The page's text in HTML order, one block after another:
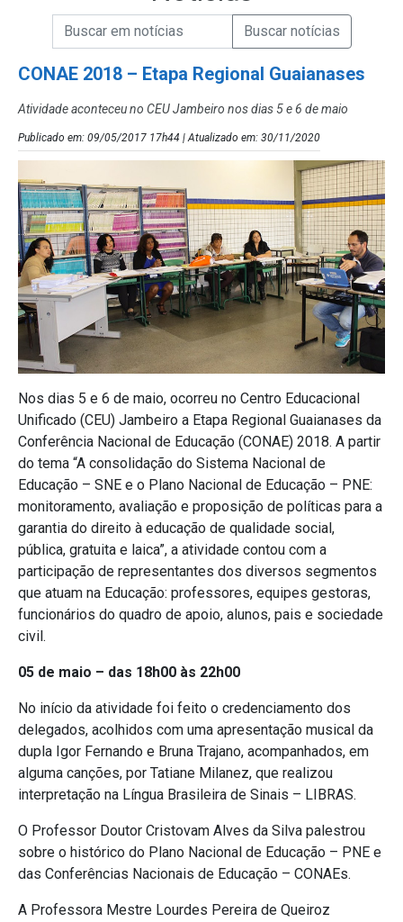
Campo de Busca de Notícias
Campo de Busca de informaçõesEnviar a Busca de Notícias
CONAE 2018 – Etapa Regional Guaianases
Atividade aconteceu no CEU Jambeiro nos dias 5 e 6 de maio
Publicado em: 09/05/2017 17h44 | Atualizado em: 30/11/2020
Nos dias 5 e 6 de maio, ocorreu no Centro Educacional
Unificado (CEU) Jambeiro a Etapa Regional Guaianases da
Conferência Nacional de Educação (CONAE) 2018. A partir
do tema “A consolidação do Sistema Nacional de
Educação – SNE e o Plano Nacional de Educação – PNE:
monitoramento, avaliação e proposição de políticas para a
garantia do direito à educação de qualidade social,
pública, gratuita e laica”, a atividade contou com a
participação de representantes dos diversos segmentos
que atuam na Educação: professores, equipes gestoras,
funcionários do quadro de apoio, alunos, pais e sociedade
civil.
05 de maio – das 18h00 às 22h00
No início da atividade foi feito o credenciamento dos
delegados, acolhidos com uma apresentação musical da
dupla Igor Fernando e Bruna Trajano, acompanhados, em
alguma canções, por Tatiane Milanez, que realizou
interpretação na Língua Brasileira de Sinais – LIBRAS.
O Professor Doutor Cristovam Alves da Silva palestrou
sobre o histórico do Plano Nacional de Educação – PNE e
das Conferências Nacionais de Educação – CONAEs.
A Professora Mestre Lourdes Pereira de Queiroz